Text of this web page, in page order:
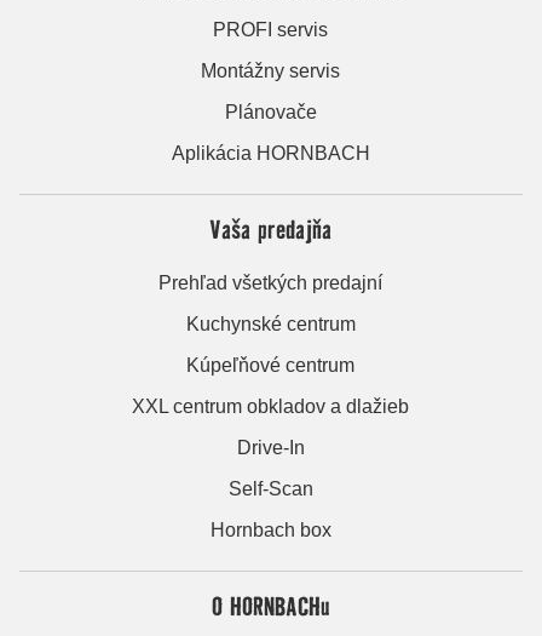
PROFI servis
Montážny servis
Plánovače
Aplikácia HORNBACH
Vaša predajňa
Prehľad všetkých predajní
Kuchynské centrum
Kúpeľňové centrum
XXL centrum obkladov a dlažieb
Drive-In
Self-Scan
Hornbach box
O HORNBACHu